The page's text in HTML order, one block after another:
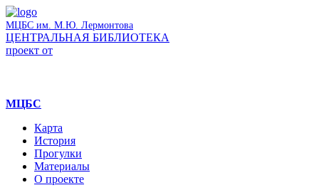
МЦБС им. М.Ю. Лермонтова
ЦЕНТРАЛЬНАЯ БИБЛИОТЕКА
проект от
МЦБС
Карта
История
Прогулки
Материалы
О проекте